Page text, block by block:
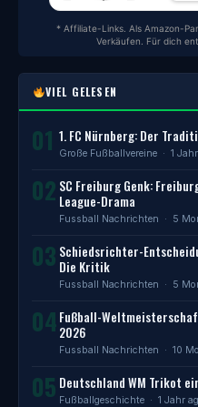
* Affiliate-Links. Als Amazon-
Verkäufen. Für dich
VIEL GELESEN
01 1. FC Nürnberg: Der
Große Fußballvereine · 1
02 SC Freiburg Genk:
League-Drama
Fussball Nachrichten · 5
03 Schiedsrichter-
Die Kritik
Fussball Nachrichten · 5
04 Fußball-
2026
Fussball Nachrichten · 10
05 Deutschland WM Trikot
Fußballgeschichte · 1 Jahr